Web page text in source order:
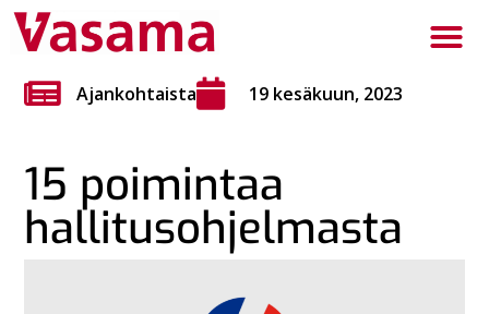
Ajankohtaista 19 kesäkuun, 2023
15 poimintaa
hallitusohjelmasta